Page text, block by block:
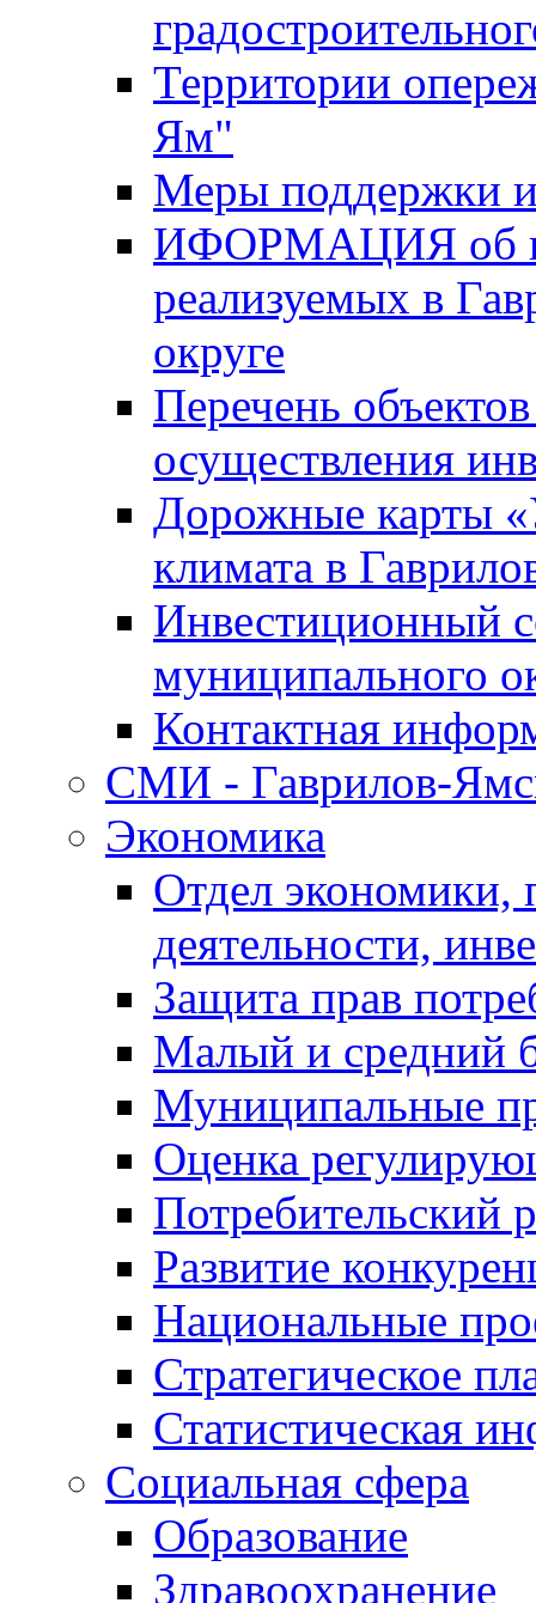
Территории
Ям"
Меры поддержки
ИФОРМАЦИЯ об
реализуемых в
округе
Перечень
осуществления
Дорожные карты
климата в
Инвестиционный
муниципального
Контактная
СМИ - Гаврилов-
Экономика
Отдел экономики,
деятельности,
Защита прав
Малый и средний
Муниципальные
Оценка
Потребительский
Развитие
Национальные
Стратегическое
Статистическая
Социальная сфера
Образование
Здравоохранение